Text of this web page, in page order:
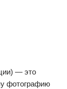
— это
фотографию